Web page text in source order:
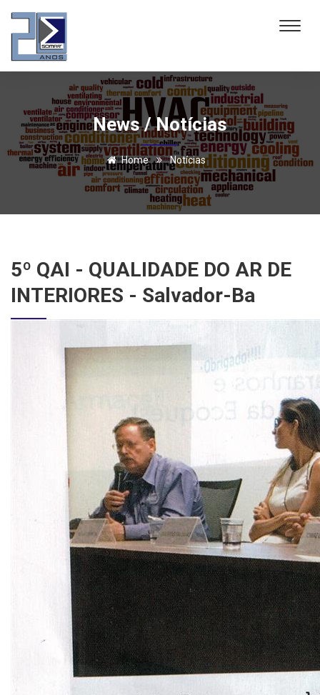
News / Notícias
Home Notícias
5º QAI - QUALIDADE DO AR DE
INTERIORES - Salvador-Ba